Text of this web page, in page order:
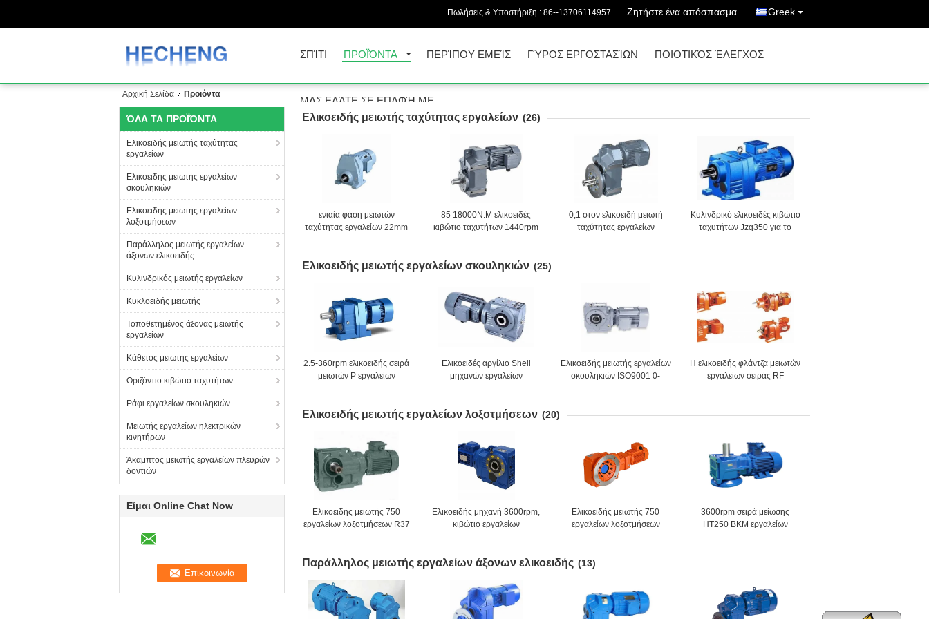
Πωλήσεις & Υποστήριξη : 86--13706114957 Ζητήστε ένα απόσπασμα Greek
ΣΠΊΤΙ ΠΡΟΪΌΝΤΑ ΠΕΡΊΠΟΥ ΕΜΕΊΣ ΓΎΡΟΣ ΕΡΓΟΣΤΑΣΊΩΝ ΠΟΙΟΤΙΚΌΣ ΈΛΕΓΧΟΣ
ΜΑΣ ΕΛΆΤΕ ΣΕ ΕΠΑΦΉ ΜΕ
Αρχική Σελίδα Προϊόντα
ΌΛΑ ΤΑ ΠΡΟΪΌΝΤΑ
Ελικοειδής μειωτής ταχύτητας
εργαλείων
Ελικοειδής μειωτής εργαλείων
σκουληκιών
Ελικοειδής μειωτής εργαλείων
λοξοτμήσεων
Παράλληλος μειωτής εργαλείων
άξονων ελικοειδής
Κυλινδρικός μειωτής εργαλείων
Κυκλοειδής μειωτής
Τοποθετημένος άξονας μειωτής
εργαλείων
Κάθετος μειωτής εργαλείων
Οριζόντιο κιβώτιο ταχυτήτων
Ράφι εργαλείων σκουληκιών
Μειωτής εργαλείων ηλεκτρικών
κινητήρων
Άκαμπτος μειωτής εργαλείων πλευρών
δοντιών
Είμαι Online Chat Now
Ελικοειδής μειωτής ταχύτητας εργαλείων (26)
ενιαία φάση μειωτών
ταχύτητας εργαλείων 22mm
85 18000N.M ελικοειδές
κιβώτιο ταχυτήτων 1440rpm
0,1 στον ελικοειδή μειωτή
ταχύτητας εργαλείων
παγώματος
Κυλινδρικό ελικοειδές κιβώτιο
ταχυτήτων Jzq350 για το
Ελικοειδής μειωτής εργαλείων σκουληκιών (25)
2.5-360rpm ελικοειδής σειρά
μειωτών Ρ εργαλείων
Ελικοειδές αργίλιο Shell
μηχανών εργαλείων
Ελικοειδής μειωτής εργαλείων
σκουληκιών ISO9001 0-
Η ελικοειδής φλάντζα μειωτών
εργαλείων σειράς RF
Ελικοειδής μειωτής εργαλείων λοξοτμήσεων (20)
Ελικοειδής μειωτής 750
εργαλείων λοξοτμήσεων R37
Ελικοειδής μηχανή 3600rpm,
κιβώτιο εργαλείων
ηλεκτρικών κινητήρων HT250
Ελικοειδής μειωτής 750
εργαλείων λοξοτμήσεων
3600rpm σειρά μείωσης
HT250 BKM εργαλείων
Παράλληλος μειωτής εργαλείων άξονων ελικοειδής (13)